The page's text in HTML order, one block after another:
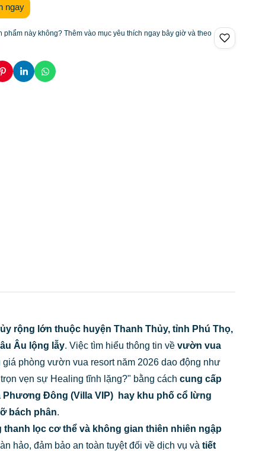
ngay
phẩm này không? Thêm vào mục yêu thích ngay bây giờ và theo
rộng lớn thuộc huyện Thanh Thủy, tỉnh Phú Thọ,
Âu lộng lẫy. Việc tìm hiểu thông tin về vườn vua
phòng vườn vua resort năm 2026 dao động như
vẹn sự Healing tĩnh lặng?" bằng cách cung cấp
Phương Đông (Villa VIP)
hay khu phố cổ lừng
bách phân.
lọc cơ thể và không gian thiên nhiên ngập
hảo, đảm bảo an toàn tuyệt đối về dịch vụ và tiết